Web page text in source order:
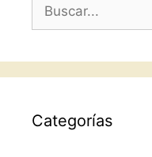
Categorías